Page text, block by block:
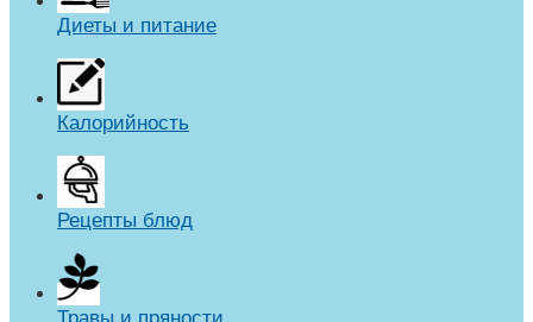
Диеты и питание
Калорийность
Рецепты блюд